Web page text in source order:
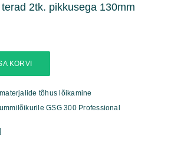
2tk. pikkusega 130mm
KORVI
tõhus lõikamine
GSG 300 Professional